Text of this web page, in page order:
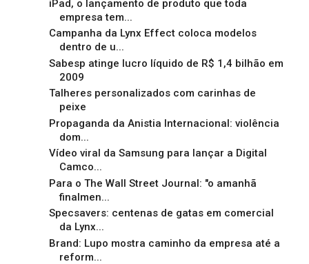
iPad, o lançamento de produto que toda
empresa tem...
Campanha da Lynx Effect coloca modelos
dentro de u...
Sabesp atinge lucro líquido de R$ 1,4 bilhão em
2009
Talheres personalizados com carinhas de
peixe
Propaganda da Anistia Internacional: violência
dom...
Vídeo viral da Samsung para lançar a Digital
Camco...
Para o The Wall Street Journal: "o amanhã
finalmen...
Specsavers: centenas de gatas em comercial
da Lynx...
Brand: Lupo mostra caminho da empresa até a
reform...